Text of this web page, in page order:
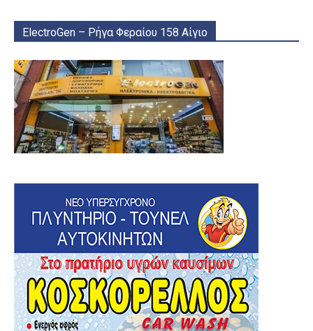
ElectroGen – Ρήγα Φεραίου 158 Αίγιο